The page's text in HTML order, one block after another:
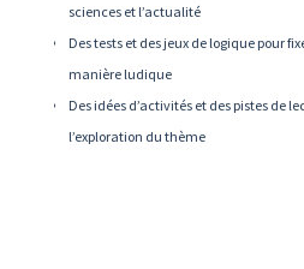
sciences et l’actualité
Des tests et des jeux de logique pour
manière ludique
Des idées d’activités et des pistes de
l’exploration du thème